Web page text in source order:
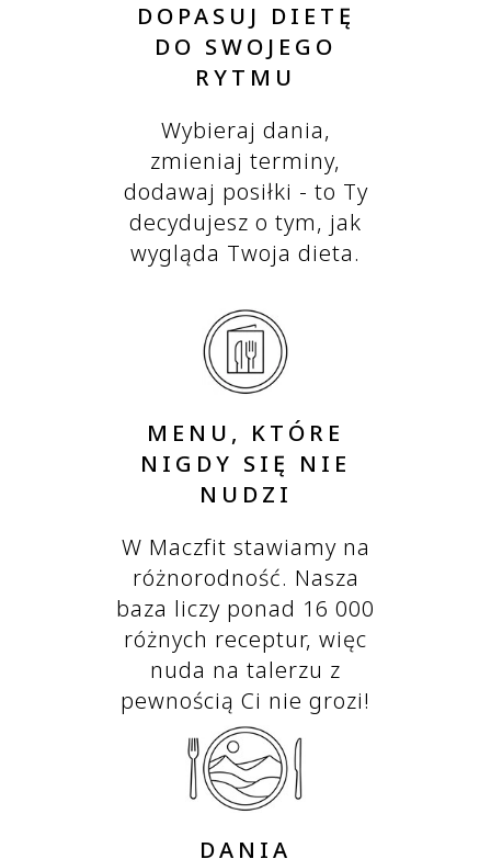
DOPASUJ DIETĘ
DO SWOJEGO
RYTMU
Wybieraj dania,
zmieniaj terminy,
dodawaj posiłki - to Ty
decydujesz o tym, jak
wygląda Twoja dieta.
MENU, KTÓRE
NIGDY SIĘ NIE
NUDZI
W Maczfit stawiamy na
różnorodność. Nasza
baza liczy ponad 16 000
różnych receptur, więc
nuda na talerzu z
pewnością Ci nie grozi!
DANIA